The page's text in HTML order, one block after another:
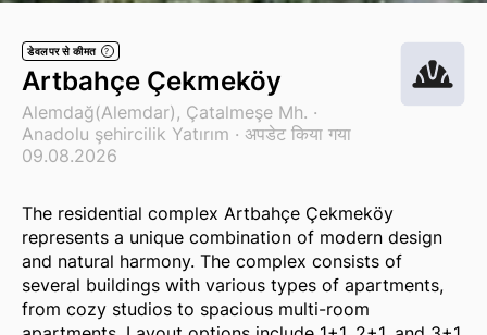
डेवलपर से कीमत ?
Artbahçe Çekmeköy
Alemdağ(Alemdar), Çatalmeşe Mh. ·
Anadolu şehircilik Yatırım · अपडेट किया गया
09.08.2026
The residential complex Artbahçe Çekmeköy
represents a unique combination of modern design
and natural harmony. The complex consists of
several buildings with various types of apartments,
from cozy studios to spacious multi-room